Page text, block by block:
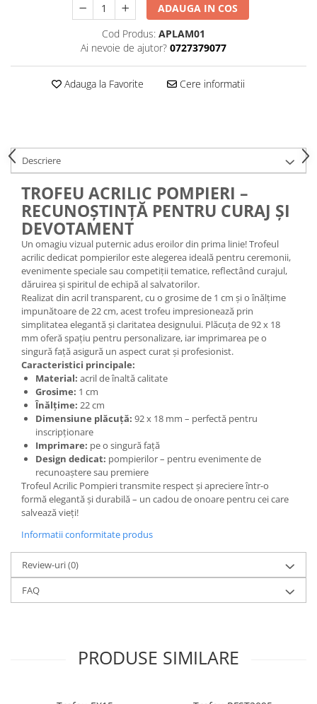
ADAUGA IN COS
Cod Produs: APLAM01
Ai nevoie de ajutor? 0727379077
Adauga la Favorite Cere informatii
Descriere
TROFEU ACRILIC POMPIERI –
RECUNOȘTINȚĂ PENTRU CURAJ ȘI
DEVOTAMENT
Un omagiu vizual puternic adus eroilor din prima linie! Trofeul
acrilic dedicat pompierilor este alegerea ideală pentru ceremonii,
evenimente speciale sau competiții tematice, reflectând curajul,
dăruirea și spiritul de echipă al salvatorilor.
Realizat din acril transparent, cu o grosime de 1 cm și o înălțime
impunătoare de 22 cm, acest trofeu impresionează prin
simplitatea elegantă și claritatea designului. Plăcuța de 92 x 18
mm oferă spațiu pentru personalizare, iar imprimarea pe o
singură față asigură un aspect curat și profesionist.
Caracteristici principale:
Material: acril de înaltă calitate
Grosime: 1 cm
Înălțime: 22 cm
Dimensiune plăcuță: 92 x 18 mm – perfectă pentru
inscripționare
Imprimare: pe o singură față
Design dedicat: pompierilor – pentru evenimente de
recunoaștere sau premiere
Trofeul Acrilic Pompieri transmite respect și apreciere într-o
formă elegantă și durabilă – un cadou de onoare pentru cei care
salvează vieți!
Informatii conformitate produs
Review-uri(0)
FAQ
PRODUSE SIMILARE